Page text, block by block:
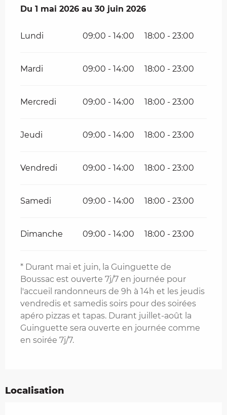
Du 1 mai 2026 au 30 juin 2026
Du 1 mai 2026 au 30 juin 2026
Lundi 09:00 - 14:00 18:00 - 23:00
Mardi 09:00 - 14:00 18:00 - 23:00
Mercredi 09:00 - 14:00 18:00 - 23:00
Jeudi 09:00 - 14:00 18:00 - 23:00
Vendredi 09:00 - 14:00 18:00 - 23:00
Samedi 09:00 - 14:00 18:00 - 23:00
Dimanche 09:00 - 14:00 18:00 - 23:00
* Durant mai et juin, la Guinguette de
Boussac est ouverte 7j/7 en journée pour
l'accueil randonneurs de 9h à 14h et les jeudis
vendredis et samedis soirs pour des soirées
apéro pizzas et tapas. Durant juillet-août la
Guinguette sera ouverte en journée comme
en soirée 7j/7.
Localisation